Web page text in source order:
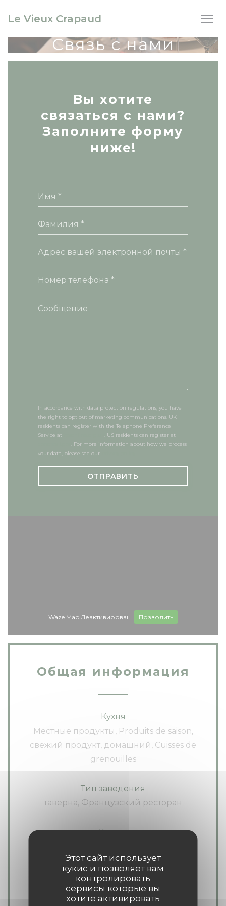
Этот сайт использует
кукис и позволяет вам
контролировать
сервисы которые вы
хотите активировать
Le Vieux Crapaud
Связь с нами
Вы хотите
связаться с нами?
Заполните форму
ниже!
In accordance with data protection regulations, you have
the right to opt out of marketing communications. UK
residents can register with the Telephone Preference
Service at
. US residents can register at
. For more information about how we process
your data, please see our
.
Waze Map Деактивирован. Позволить
Общая информация
Кухня
Местные продукты, Produits de saison,
свежий продукт, домашний, Cuisses de
grenouilles
Тип заведения
таверна, Французский ресторан
Услуги
Способы оплаты
Amex, Mobile payment, Без контакта,
Apple Pay, Paiement Sans Contact,